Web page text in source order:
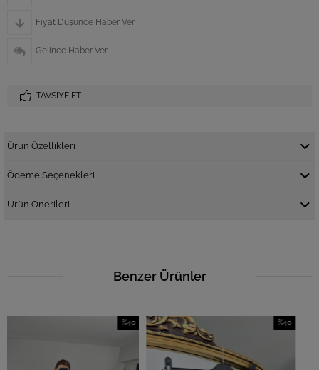
Fiyat Düşünce Haber Ver
Gelince Haber Ver
TAVSIYE ET
Ürün Özellikleri
Ödeme Seçenekleri
Ürün Önerileri
Benzer Ürünler
İndirim
%40İndirim